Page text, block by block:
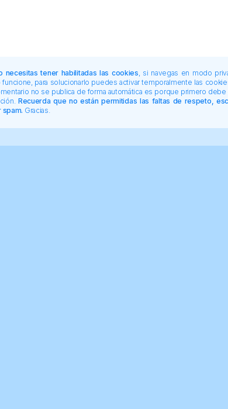
necesitas tener habilitadas las cookies , si navegas en modo
para solucionarlo puedes activar temporalmente las
no se publica de forma automática es porque primero
Recuerda que no están permitidas las faltas de respeto,
spam. Gracias.